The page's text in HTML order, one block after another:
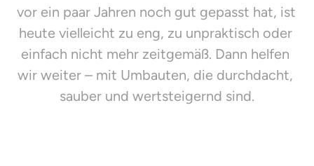
vor ein paar Jahren noch gut gepasst hat, ist
heute vielleicht zu eng, zu unpraktisch oder
einfach nicht mehr zeitgemäß. Dann helfen
wir weiter – mit Umbauten, die durchdacht,
sauber und wertsteigernd sind.